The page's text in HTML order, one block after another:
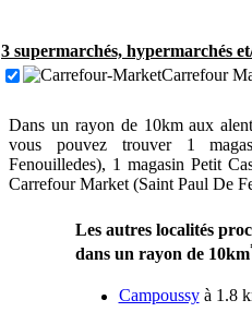
3 supermarchés, hypermarchés
Carrefour
Dans un rayon de 10km aux
vous pouvez trouver 1
Fenouilledes), 1 magasin Petit
Carrefour Market (Saint Paul De
Les autres localités
dans un rayon de 10km
Campoussyà 1.8